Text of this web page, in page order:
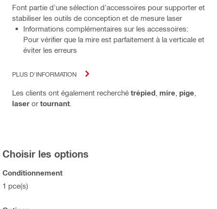
Font partie d'une sélection d'accessoires pour supporter et
stabiliser les outils de conception et de mesure laser
Informations complémentaires sur les accessoires:
Pour vérifier que la mire est parfaitement à la verticale et
éviter les erreurs
PLUS D'INFORMATION
Les clients ont également recherché trépied mire pige
laser or tournant
Choisir les options
Conditionnement
1 pce(s)